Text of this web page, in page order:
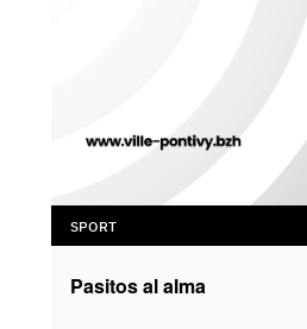
SPORT
Pasitos al alma